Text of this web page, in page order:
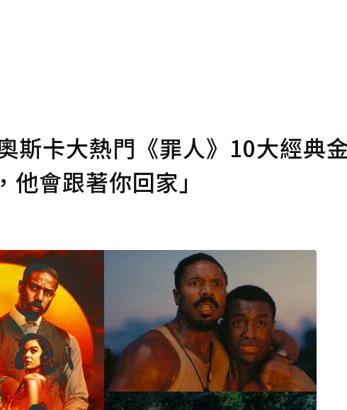
斯卡大熱門《罪人》10大經典
他會跟著你回家」